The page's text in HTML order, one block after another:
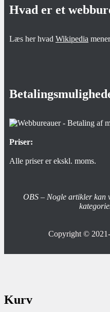
Hvad er et
Læs her hvad Wikipedia
Priser:
Alle priser er ekskl. moms.
OBS – Nogle artikler kan
Copyright ©
Kurv